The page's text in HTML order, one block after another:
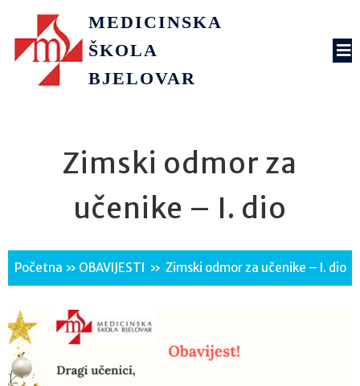
MEDICINSKA
ŠKOLA
BJELOVAR
Zimski odmor za
učenike – I. dio
Početna » OBAVIJESTI » Zimski odmor za učenike – I. dio